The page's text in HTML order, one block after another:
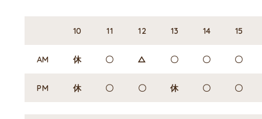
10 11 12 13 14 15
AM 休 〇 △ 〇 〇 〇
PM 休 〇 〇 休 〇 〇